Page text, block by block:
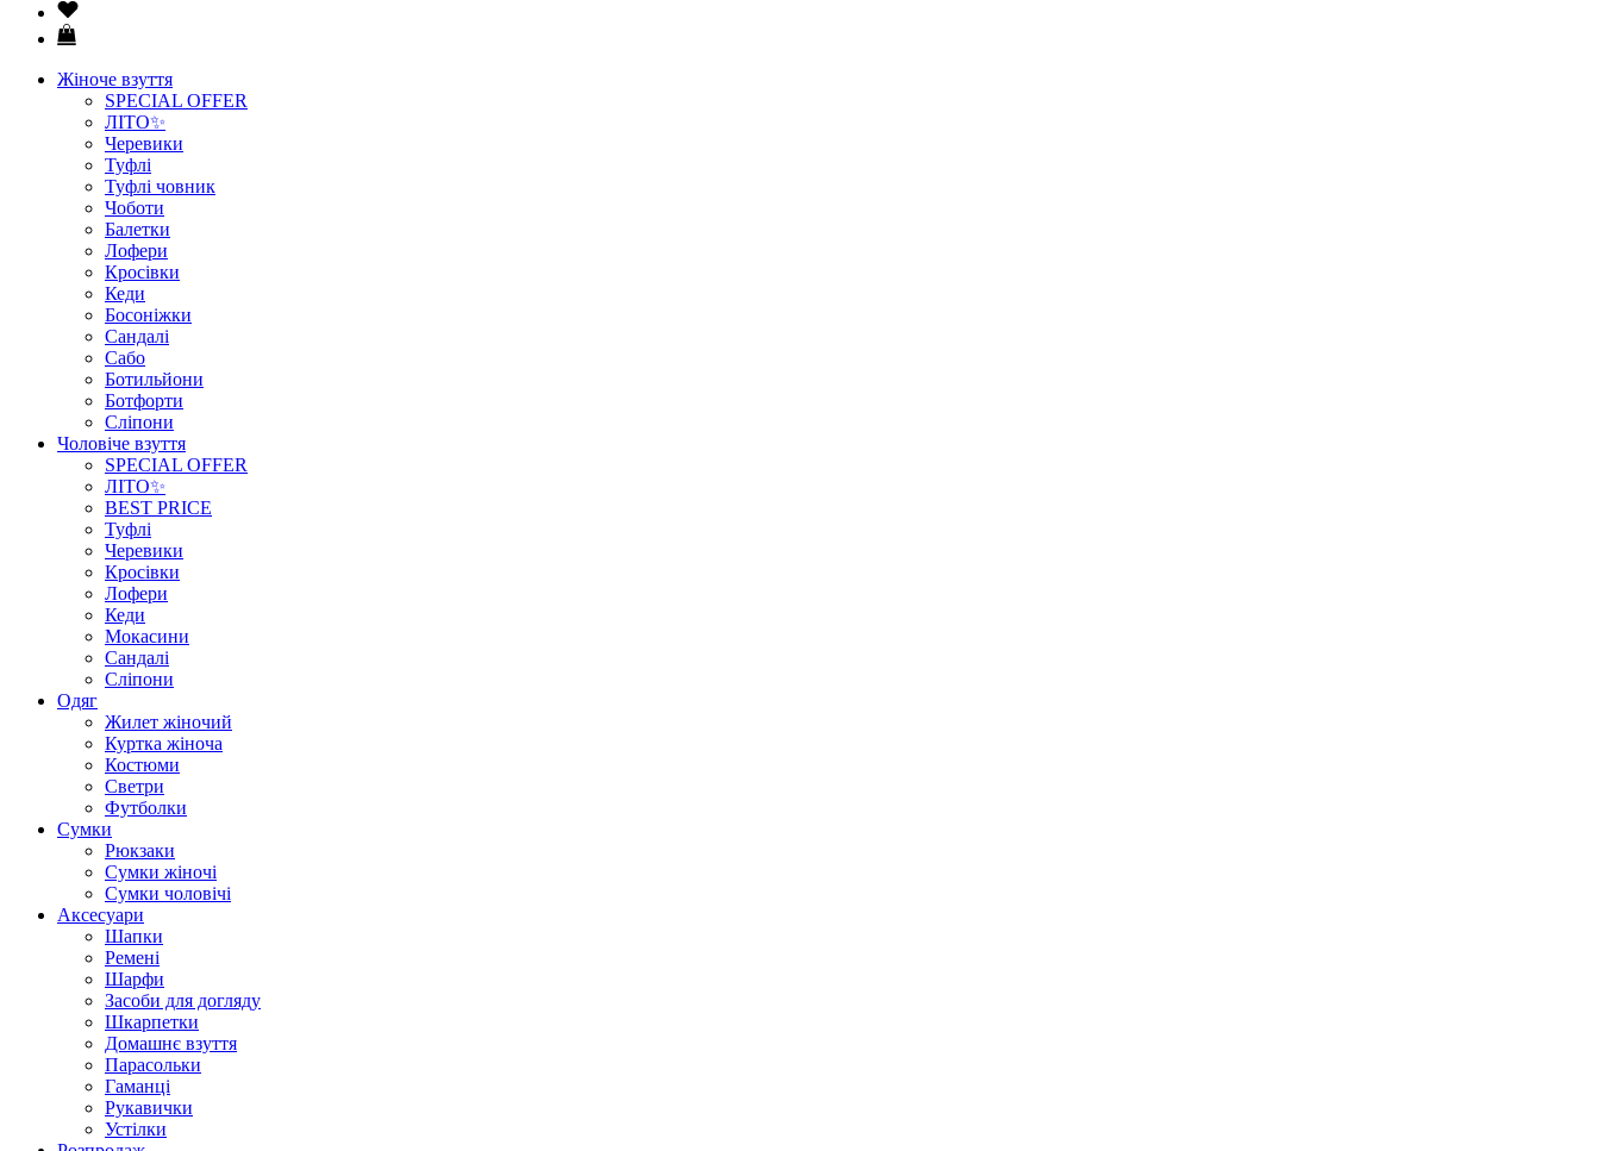
Жіноче взуття
SPECIAL OFFER
ЛІТО✨
Черевики
Туфлі
Туфлі човник
Чоботи
Балетки
Лофери
Кросівки
Кеди
Босоніжки
Сандалі
Сабо
Ботильйони
Ботфорти
Сліпони
Чоловіче взуття
SPECIAL OFFER
ЛІТО✨
BEST PRICE
Туфлі
Черевики
Кросівки
Лофери
Кеди
Мокасини
Сандалі
Сліпони
Одяг
Жилет жіночий
Куртка жіноча
Костюми
Светри
Футболки
Сумки
Рюкзаки
Сумки жіночі
Сумки чоловічі
Аксеcуари
Шапки
Ремені
Шарфи
Засоби для догляду
Шкарпетки
Домашнє взуття
Парасольки
Гаманці
Рукавички
Устілки